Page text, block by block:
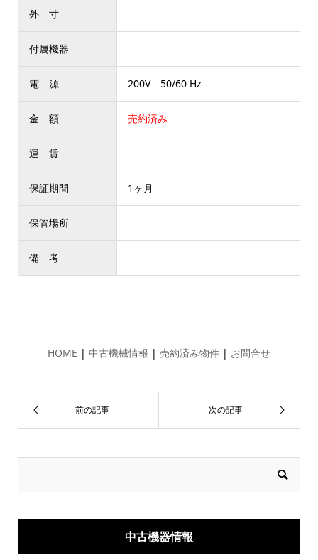
外 寸
付属機器
電 源 200V 50/60 Hz
金 額 売約済み
運 賃
保証期間 1ヶ月
保管場所
備 考
HOME | 中古機械情報 | 売約済み物件 | お問合せ
中古機器情報